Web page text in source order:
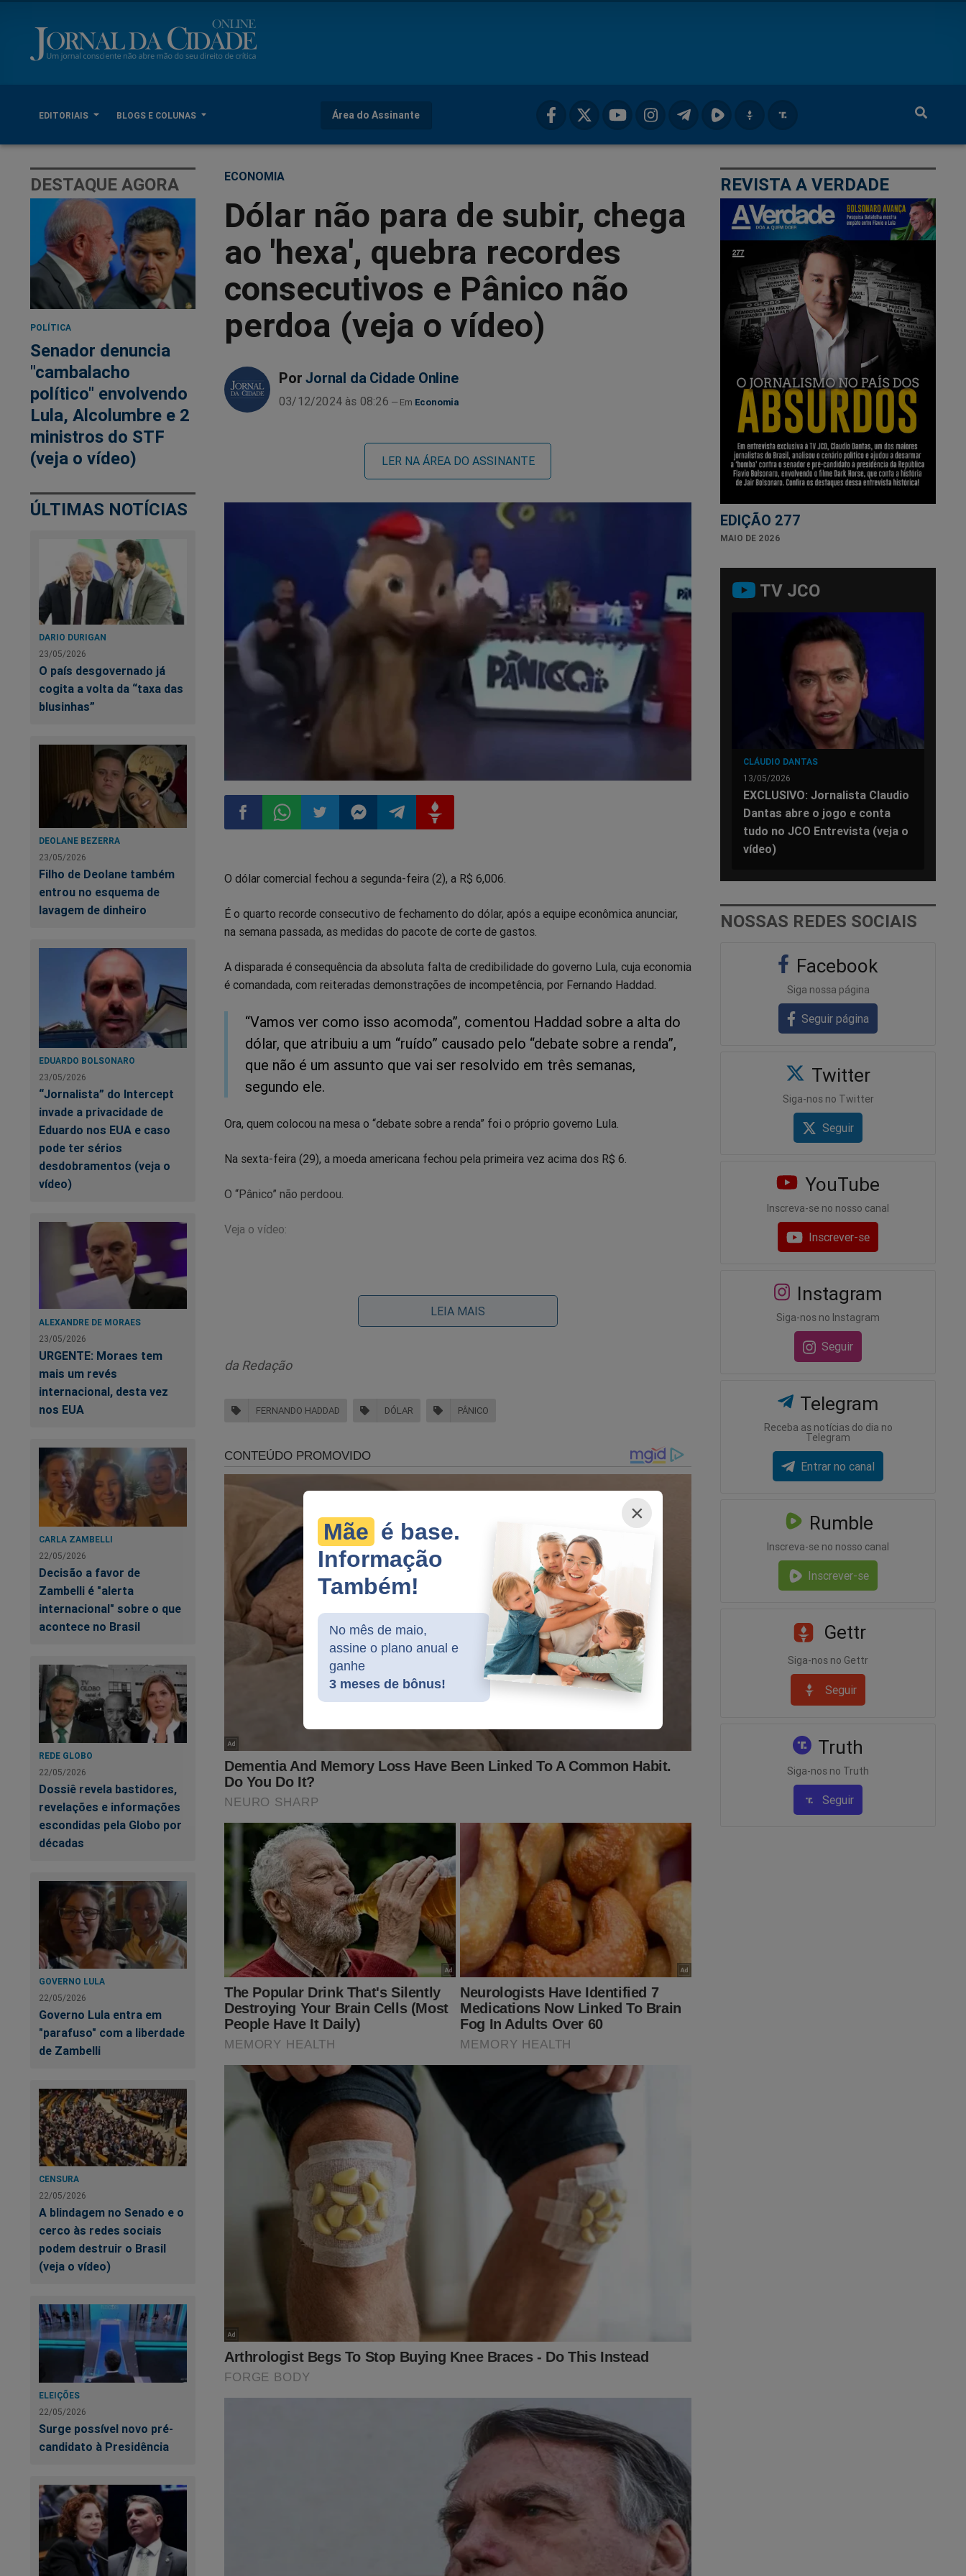
EDITORIAIS BLOGS E COLUNAS Área do Assinante
×
Mãe é base.
Informação
Também!
No mês de maio,
assine o plano anual e
ganhe
3 meses de bônus!
DESTAQUE AGORA
POLÍTICA
Senador denuncia
"cambalacho
político" envolvendo
Lula, Alcolumbre e 2
ministros do STF
(veja o vídeo)
ÚLTIMAS NOTÍCIAS
DARIO DURIGAN
23/05/2026
O país desgovernado já
cogita a volta da “taxa das
blusinhas”
DEOLANE BEZERRA
23/05/2026
Filho de Deolane também
entrou no esquema de
lavagem de dinheiro
EDUARDO BOLSONARO
23/05/2026
“Jornalista” do Intercept
invade a privacidade de
Eduardo nos EUA e caso
pode ter sérios
desdobramentos (veja o
vídeo)
ALEXANDRE DE MORAES
23/05/2026
URGENTE: Moraes tem
mais um revés
internacional, desta vez
nos EUA
CARLA ZAMBELLI
22/05/2026
Decisão a favor de
Zambelli é "alerta
internacional" sobre o que
acontece no Brasil
REDE GLOBO
22/05/2026
Dossiê revela bastidores,
revelações e informações
escondidas pela Globo por
décadas
GOVERNO LULA
22/05/2026
Governo Lula entra em
"parafuso" com a liberdade
de Zambelli
CENSURA
22/05/2026
A blindagem no Senado e o
cerco às redes sociais
podem destruir o Brasil
(veja o vídeo)
ELEIÇÕES
22/05/2026
Surge possível novo pré-
candidato à Presidência
ECONOMIA
Dólar não para de subir, chega
ao 'hexa', quebra recordes
consecutivos e Pânico não
perdoa (veja o vídeo)
Por Jornal da Cidade Online
03/12/2024 às 08:26 Economia
LER NA ÁREA DO ASSINANTE
no
Facebook
no
Whatsapp
no
Twitter
no
Messenger
no
Telegram
no
Gettr
O dólar comercial fechou a segunda-feira (2), a R$ 6,006.
É o quarto recorde consecutivo de fechamento do dólar, após a equipe econômica anunciar,
na semana passada, as medidas do pacote de corte de gastos.
A disparada é consequência da absoluta falta de credibilidade do governo Lula, cuja economia
é comandada, com reiteradas demonstrações de incompetência, por Fernando Haddad.
“Vamos ver como isso acomoda”, comentou Haddad sobre a alta do
dólar, que atribuiu a um “ruído” causado pelo “debate sobre a renda”,
que não é um assunto que vai ser resolvido em três semanas,
segundo ele.
Ora, quem colocou na mesa o “debate sobre a renda” foi o próprio governo Lula.
Na sexta-feira (29), a moeda americana fechou pela primeira vez acima dos R$ 6.
O “Pânico” não perdoou.
Veja o vídeo:
Dino libera emendas e Congresso manda recado
Ministro do STJ cujo gabinete está implicado em esquema de venda
de sentenças, fala pela 1ª vez
Lula quebra mais um recorde: Correios tem prejuízo bilionário e
cogita insolvência
Siga o Jornal da Cidade Online no Facebook:https://www.facebook.com/jornaldacidadeonline
Torne-se nosso assinante, o que lhe dará o direito de assistir o
primeiro PODCASTconservador do Brasil e ter acesso exclusivo ao conteúdo da Revista A
Verdade, onde os "assuntos proibidos" no Brasil são revelados. Para assinar, clique no
link:https://assinante.jornaldacidadeonline.com.br/apresentacao
Nas últimas semanas, o impeachment de Alexandre de Moraes ganhou força. Certamente,
presidente Bolsonaro, seus aliados e a mídia independente como o JCO! O "sistema" quer
esconder o que realmente aconteceu em 2022... Porém, para o "terror" do "sistema", tudo
isso foi documentado no livro"O Fantasma do Alvorada - A Volta à Cena do
Crime"
um best seller
no Brasil. Não perca tempo. Caso tenha interesse, clique no link abaixo
para adquirir essa obra:
https://www.conteudoconservador.com.br/products/o-fantasma-do-alvorada-a-volta-a-
cena-do-crime
O próprio Bolsonaro já conhece o livro:
LEIA MAIS
da Redação
FERNANDO HADDAD DÓLAR PÂNICO
REVISTA A VERDADE
EDIÇÃO 277
MAIO DE 2026
TV JCO
CLÁUDIO DANTAS
13/05/2026
EXCLUSIVO: Jornalista Claudio
Dantas abre o jogo e conta
tudo no JCO Entrevista (veja o
vídeo)
NOSSAS REDES SOCIAIS
Facebook
Siga nossa página
Seguir página
Twitter
Siga-nos no Twitter
Seguir
YouTube
Inscreva-se no nosso canal
Inscrever-se
Instagram
Siga-nos no Instagram
Seguir
Telegram
Receba as notícias do dia no
Telegram
Entrar no canal
Rumble
Inscreva-se no nosso canal
Inscrever-se
Gettr
Siga-nos no Gettr
Seguir
Truth
Siga-nos no Truth
Seguir